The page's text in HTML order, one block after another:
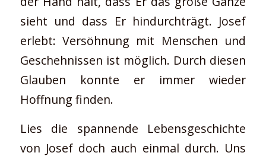
sieht und dass Er hindurchträgt. Josef
erlebt: Versöhnung mit Menschen und
Geschehnissen ist möglich. Durch diesen
Glauben konnte er immer wieder
Hoffnung finden.
Lies die spannende Lebensgeschichte
von Josef doch auch einmal durch. Uns